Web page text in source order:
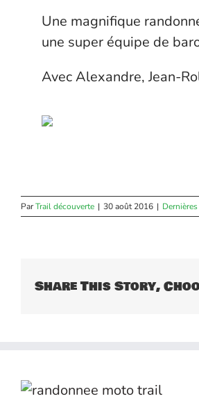
Une magnifique
une super équipe de
Avec Alexandre, Jean-
ParTrail découverte | 30 août 2016 |
Share This Story,